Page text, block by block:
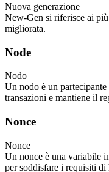
Nuova generazione
New-Gen si riferisce ai
migliorata.
Node
Nodo
Un nodo è un
transazioni e mantiene il
Nonce
Nonce
Un nonce è una variabile
per soddisfare i requisiti di